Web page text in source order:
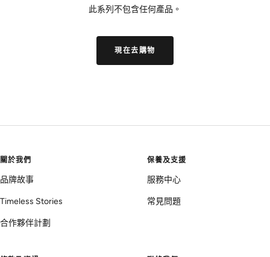
此系列不包含任何產品。
現在去購物
關於我們
品牌故事
Timeless Stories
合作夥伴計劃
保養及支援
服務中心
常見問題